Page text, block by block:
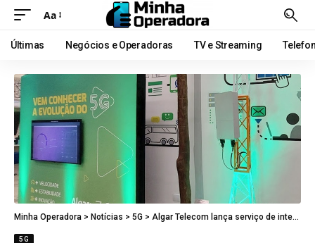
Aa
Últimas Negócios e Operadoras TV e Streaming
Minha Operadora > Notícias > 5G > Algar Telecom lança serviço de internet banda larga via 5G FWA
5G